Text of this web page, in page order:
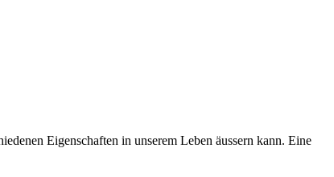
Eigenschaften in unserem Leben äussern kann. Eine